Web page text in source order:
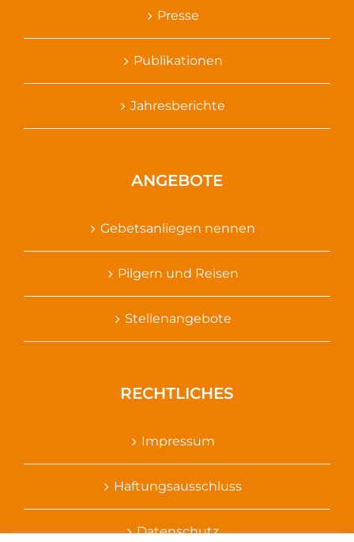
Presse
Publikationen
Jahresberichte
ANGEBOTE
Gebetsanliegen nennen
Pilgern und Reisen
Stellenangebote
RECHTLICHES
Impressum
Haftungsausschluss
Datenschutz